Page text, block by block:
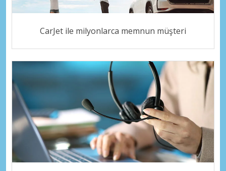
CarJet ile milyonlarca memnun müşteri